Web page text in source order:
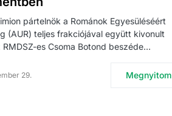
pártelnök a Románok Egyesüléséért
(AUR) teljes frakciójával együtt kivonult
RMDSZ-es Csoma Botond beszéde…
29. Megnyitom